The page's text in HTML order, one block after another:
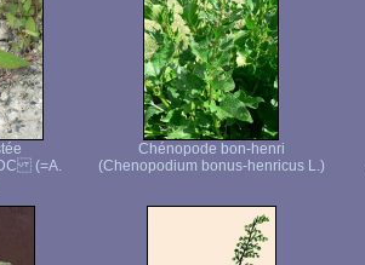
DC (=A.
Chénopode bon-henri
(Chenopodium bonus-henricus L.)